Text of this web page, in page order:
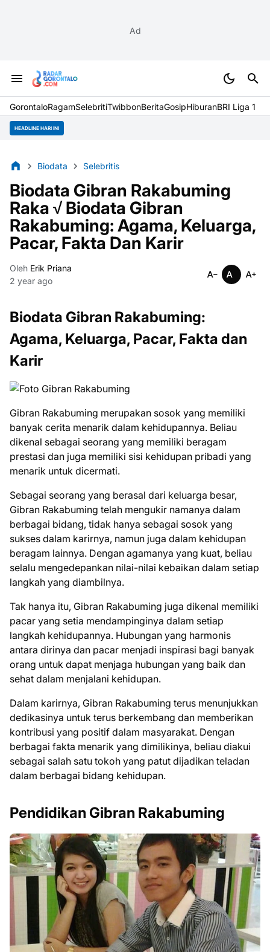
Ad
GorontaloRagamSelebritiTwibbonBeritaGosipHiburanBRI Liga 1
HEADLINE HARI INI
Biodata Selebritis
Biodata Gibran Rakabuming
Raka √ Biodata Gibran
Rakabuming: Agama, Keluarga,
Pacar, Fakta Dan Karir
Oleh Erik Priana
2 year ago
Biodata Gibran Rakabuming:
Agama, Keluarga, Pacar, Fakta dan
Karir
Gibran Rakabuming merupakan sosok yang memiliki
banyak cerita menarik dalam kehidupannya. Beliau
dikenal sebagai seorang yang memiliki beragam
prestasi dan juga memiliki sisi kehidupan pribadi yang
menarik untuk dicermati.
Sebagai seorang yang berasal dari keluarga besar,
Gibran Rakabuming telah mengukir namanya dalam
berbagai bidang, tidak hanya sebagai sosok yang
sukses dalam karirnya, namun juga dalam kehidupan
beragam lainnya. Dengan agamanya yang kuat, beliau
selalu mengedepankan nilai-nilai kebaikan dalam setiap
langkah yang diambilnya.
Tak hanya itu, Gibran Rakabuming juga dikenal memiliki
pacar yang setia mendampinginya dalam setiap
langkah kehidupannya. Hubungan yang harmonis
antara dirinya dan pacar menjadi inspirasi bagi banyak
orang untuk dapat menjaga hubungan yang baik dan
sehat dalam menjalani kehidupan.
Dalam karirnya, Gibran Rakabuming terus menunjukkan
dedikasinya untuk terus berkembang dan memberikan
kontribusi yang positif dalam masyarakat. Dengan
berbagai fakta menarik yang dimilikinya, beliau diakui
sebagai salah satu tokoh yang patut dijadikan teladan
dalam berbagai bidang kehidupan.
Pendidikan Gibran Rakabuming